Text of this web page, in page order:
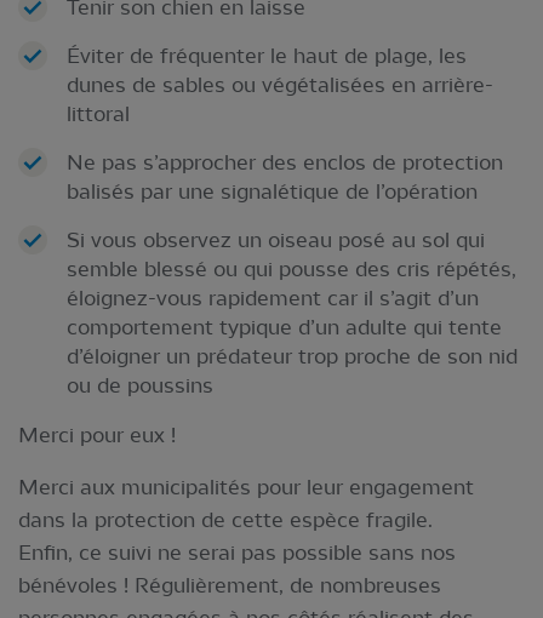
Tenir son chien en laisse
Éviter de fréquenter le haut de plage, les
dunes de sables ou végétalisées en arrière-
littoral
Ne pas s’approcher des enclos de protection
balisés par une signalétique de l’opération
Si vous observez un oiseau posé au sol qui
semble blessé ou qui pousse des cris répétés,
éloignez-vous rapidement car il s’agit d’un
comportement typique d’un adulte qui tente
d’éloigner un prédateur trop proche de son nid
ou de poussins
Merci pour eux !
Merci aux municipalités pour leur engagement
dans la protection de cette espèce fragile.
Enfin, ce suivi ne serai pas possible sans nos
bénévoles ! Régulièrement, de nombreuses